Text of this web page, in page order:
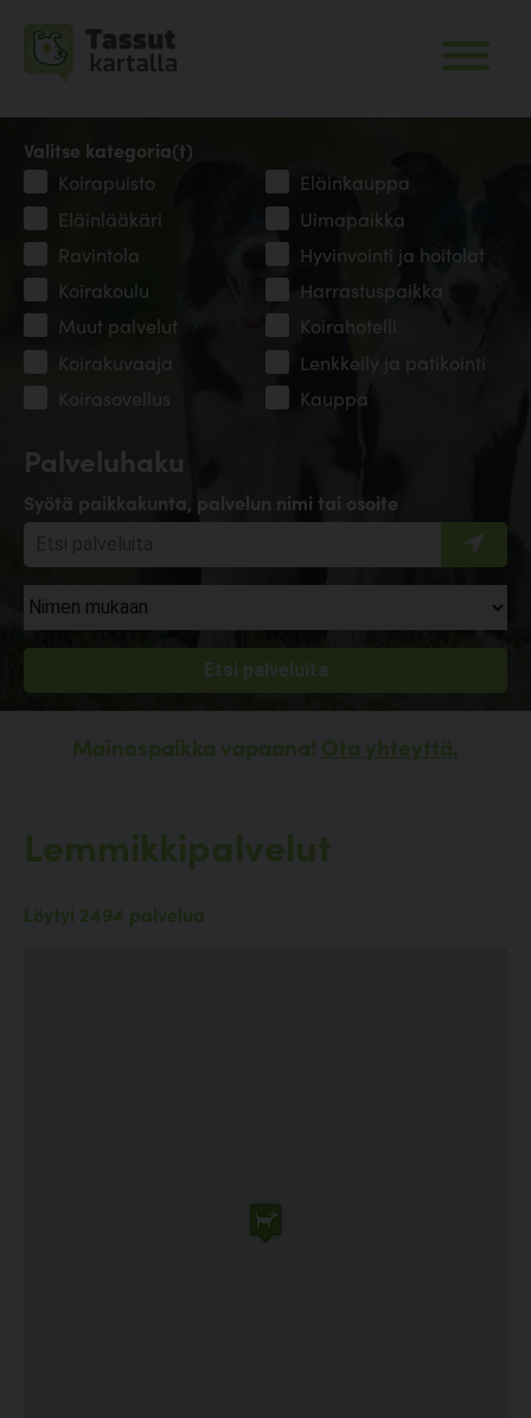
Palveluhaku
Syötä paikkakunta, palvelun nimi tai osoite
Valitse kategoria(t)
Koirapuisto
Eläinkauppa
Eläinlääkäri
Uimapaikka
Ravintola
Hyvinvointi ja hoitolat
Koirakoulu
Harrastuspaikka
Muut palvelut
Koirahotelli
Koirakuvaaja
Lenkkeily ja patikointi
Koirasovellus
Kauppa
Mainospaikka vapaana! Ota yhteyttä.
Lemmikkipalvelut
Löytyi 2494 palvelua